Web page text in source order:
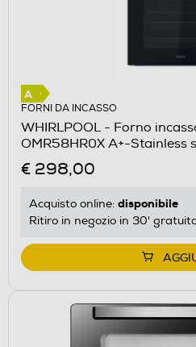
FORNI DA INCASSO
WHIRLPOOL - Forno
OMR58HR0X A+-Stainless
€ 298,00
Acquisto online: disponibile
Ritiro in negozio in 30'